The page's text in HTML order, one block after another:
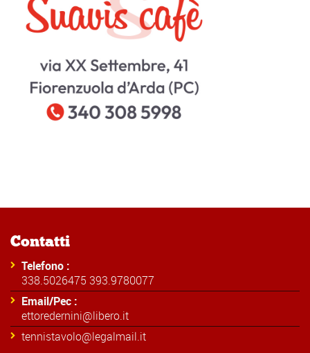
Contatti
Telefono :
338.5026475 393.9780077
Email/Pec :
ettoredernini@libero.it
tennistavolo@legalmail.it